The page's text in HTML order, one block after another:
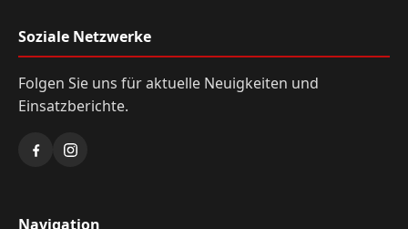
Soziale Netzwerke
Folgen Sie uns für aktuelle Neuigkeiten und
Einsatzberichte.
Navigation